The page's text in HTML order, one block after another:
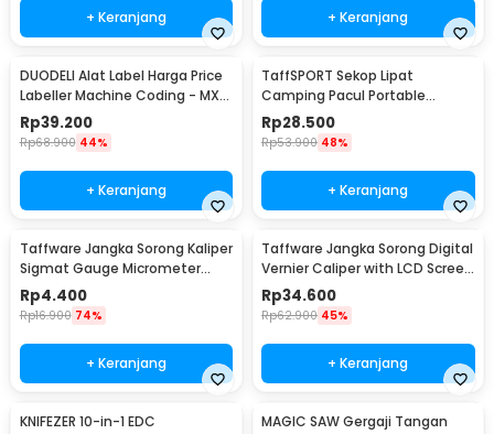
+ Keranjang + Keranjang
DUODELI Alat Label Harga Price
Labeller Machine Coding - MX-
5500
Rp39.200
Rp68.900 44%
+ Keranjang
TaffSPORT Sekop Lipat
Camping Pacul Portable
Tactical Survival 40cm - 101
Rp28.500
Rp53.900 48%
+ Keranjang
Taffware Jangka Sorong Kaliper
Sigmat Gauge Micrometer
150mm - QST-600
Rp4.400
Rp16.900 74%
+ Keranjang
Taffware Jangka Sorong Digital
Vernier Caliper with LCD Screen
150mm - JIGO-150
Rp34.600
Rp62.900 45%
+ Keranjang
KNIFEZER 10-in-1 EDC
MAGIC SAW Gergaji Tangan